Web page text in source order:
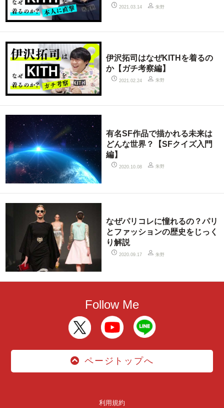
2021.03.14 朱野
伊沢拓司はなぜKITHを着るの
か【ガチ考察編】
2021.02.24 朱野
有名SF作品で描かれる未来は
どんな世界？【SFクイズ入門
編】
2020.10.08 朱野
なぜパリコレに憧れるの？パリ
とファッションの歴史をじっく
り解説
2020.09.17 朱野
Follow Me
ページトップへ
利用規約